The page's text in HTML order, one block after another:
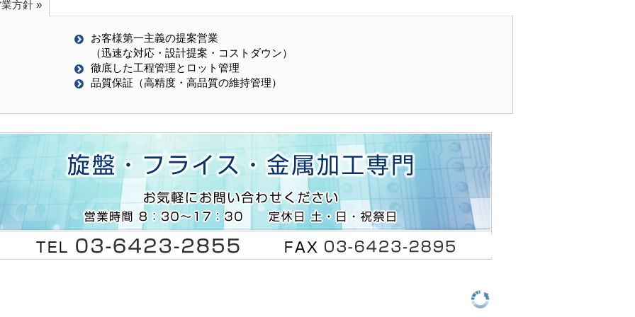
方針 »
お客様第一主義の提案営業
（迅速な対応・設計提案・コストダウン）
徹底した工程管理とロット管理
品質保証（高精度・高品質の維持管理）